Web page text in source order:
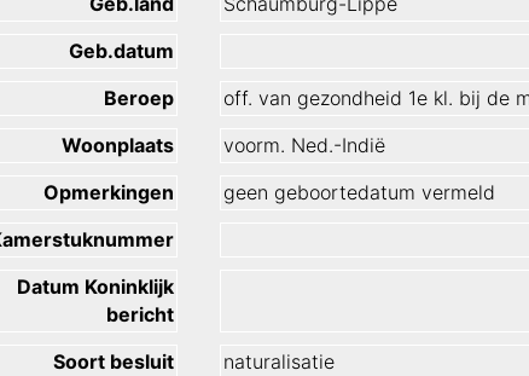
Geb.datum
Beroep
off. van gezondheid 1e kl. bij de
Woonplaats
voorm. Ned.-Indië
Opmerkingen
geen geboortedatum vermeld
Datum Koninklijk
bericht
Soort besluit
naturalisatie